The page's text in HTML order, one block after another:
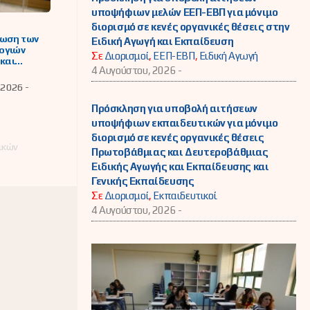
των
και
2026 -
υποψήφιων μελών ΕΕΠ-ΕΒΠ για μόνιμο
διορισμό σε κενές οργανικές θέσεις στην
Ειδική Αγωγή και Εκπαίδευση
ΣεΔιορισμοί, ΕΕΠ-ΕΒΠ, Ειδική Αγωγή
4 Αυγούστου, 2026 -
Πρόσκληση για υποβολή αιτήσεων
υποψήφιων εκπαιδευτικών για μόνιμο
διορισμό σε κενές οργανικές θέσεις
Πρωτοβάθμιας και Δευτεροβάθμιας
Ειδικής Αγωγής και Εκπαίδευσης και
Γενικής Εκπαίδευσης
ΣεΔιορισμοί, Εκπαιδευτικοί
4 Αυγούστου, 2026 -